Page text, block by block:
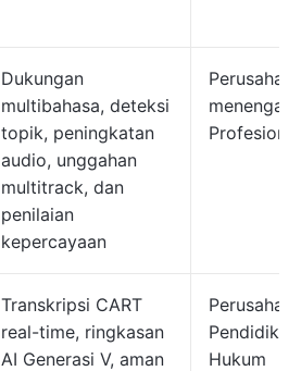
Dukungan
multibahasa, deteksi
topik, peningkatan
audio, unggahan
multitrack, dan
penilaian
kepercayaan
menengah,
Profesional
Transkripsi CART
real-time, ringkasan
AI Generasi V, aman
Hukum